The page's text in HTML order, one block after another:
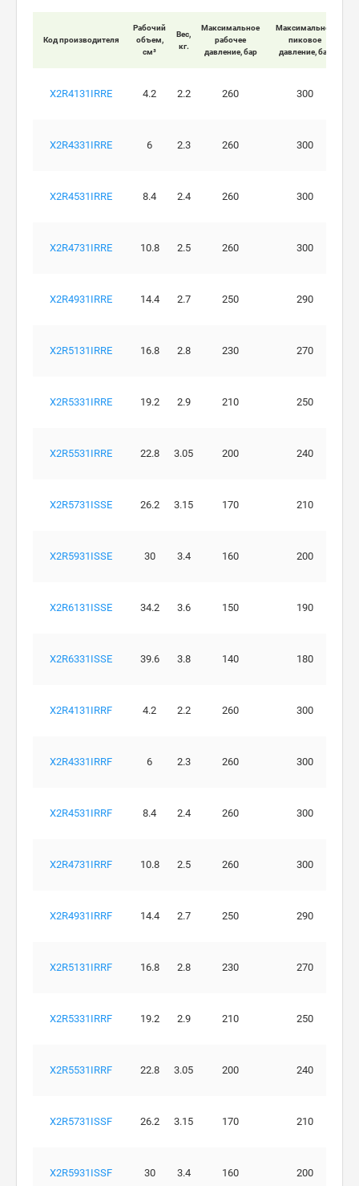
Код производителя
Рабочий
объем,
см³
Вес,
кг.
Максимальное
рабочее
давление, бар
Максимальное
пиковое
давление, бар
X2R4131IRRE 4.2 2.2 260 300
X2R4331IRRE 6 2.3 260 300
X2R4531IRRE 8.4 2.4 260 300
X2R4731IRRE 10.8 2.5 260 300
X2R4931IRRE 14.4 2.7 250 290
X2R5131IRRE 16.8 2.8 230 270
X2R5331IRRE 19.2 2.9 210 250
X2R5531IRRE 22.8 3.05 200 240
X2R5731ISSE 26.2 3.15 170 210
X2R5931ISSE 30 3.4 160 200
X2R6131ISSE 34.2 3.6 150 190
X2R6331ISSE 39.6 3.8 140 180
X2R4131IRRF 4.2 2.2 260 300
X2R4331IRRF 6 2.3 260 300
X2R4531IRRF 8.4 2.4 260 300
X2R4731IRRF 10.8 2.5 260 300
X2R4931IRRF 14.4 2.7 250 290
X2R5131IRRF 16.8 2.8 230 270
X2R5331IRRF 19.2 2.9 210 250
X2R5531IRRF 22.8 3.05 200 240
X2R5731ISSF 26.2 3.15 170 210
X2R5931ISSF 30 3.4 160 200